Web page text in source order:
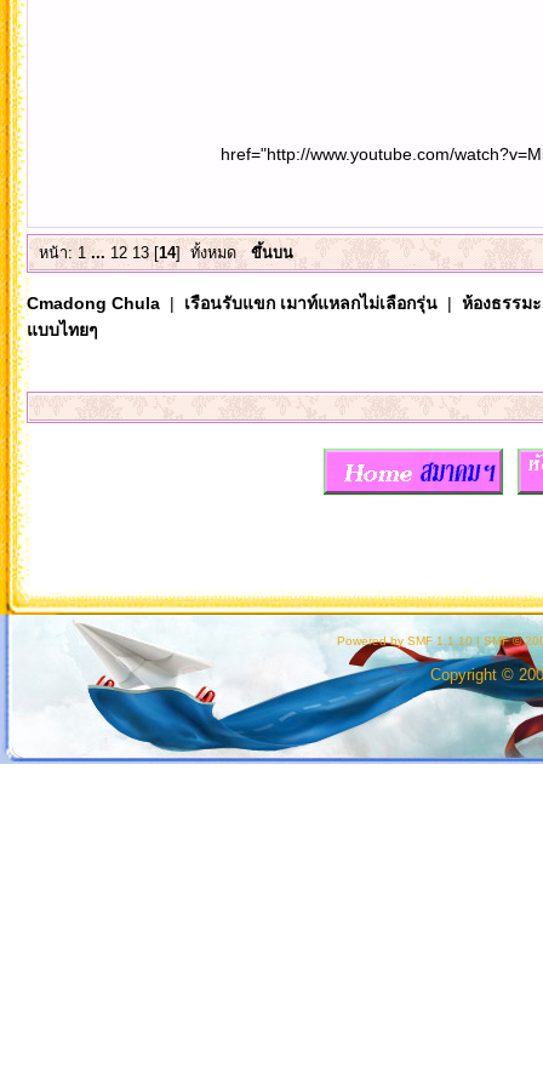
href="http://www.youtube.com/
หน้า:1 ... 12 13[14] ทั้งหมด ขึ้นบน
Cmadong Chula| เรือนรับแขก เมาท์แหลกไม่เลือกรุ่น| ห้องธรรม
แบบไทยๆ
Powered by SMF 1.1.10 | SMF ©
Copyright ©